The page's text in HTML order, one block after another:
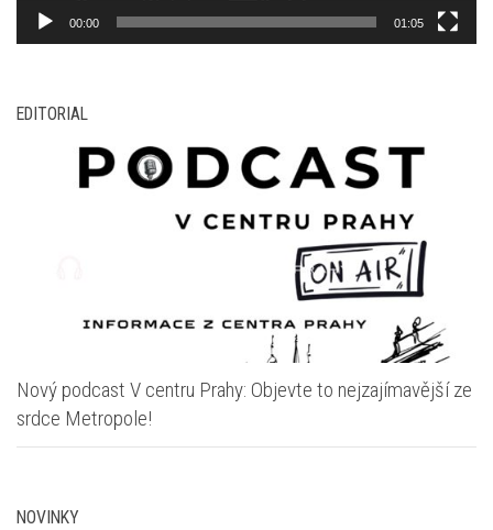
00:00 01:05
EDITORIAL
Nový podcast V centru Prahy: Objevte to nejzajímavější ze
srdce Metropole!
NOVINKY